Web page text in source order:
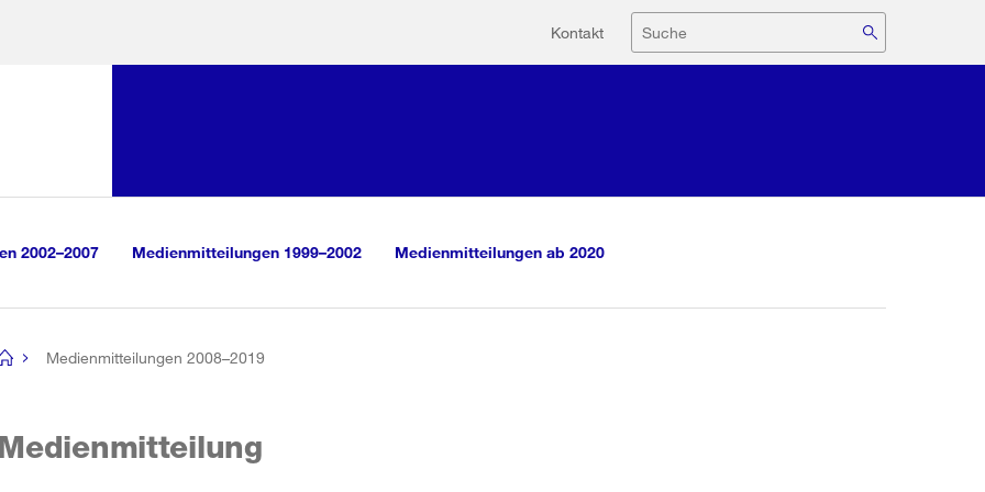
Hilfsnavigation
Kontakt Suche
2002–2007 Medienmitteilungen 1999–2002 Medienmitteilungen ab 2020
Medienmitteilungen 2008–2019